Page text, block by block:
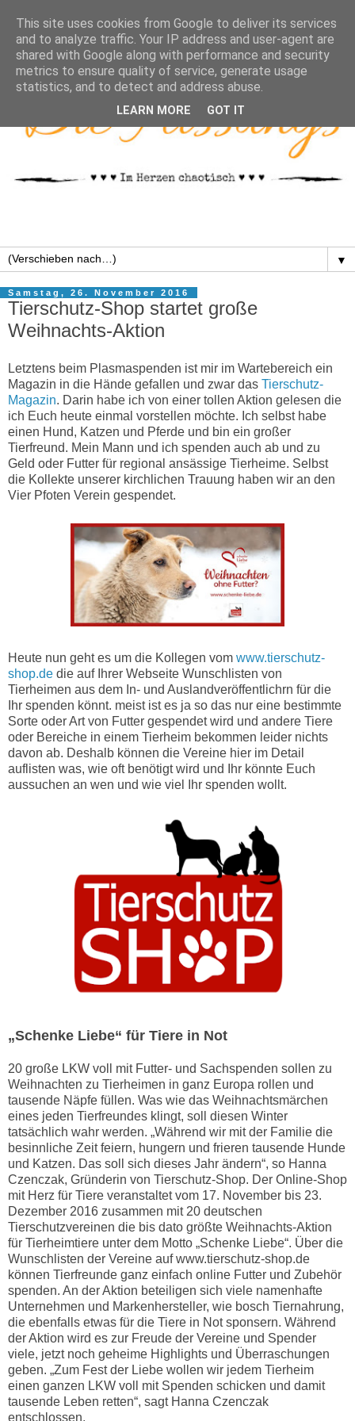
▼
Samstag, 26. November 2016
Tierschutz-Shop startet große
Weihnachts-Aktion
Letztens beim Plasmaspenden ist mir im Wartebereich ein
Magazin in die Hände gefallen und zwar das Tierschutz-
Magazin. Darin habe ich von einer tollen Aktion gelesen die
ich Euch heute einmal vorstellen möchte. Ich selbst habe
einen Hund, Katzen und Pferde und bin ein großer
Tierfreund. Mein Mann und ich spenden auch ab und zu
Geld oder Futter für regional ansässige Tierheime. Selbst
die Kollekte unserer kirchlichen Trauung haben wir an den
Vier Pfoten Verein gespendet.
Heute nun geht es um die Kollegen vom www.tierschutz-
shop.de die auf Ihrer Webseite Wunschlisten von
Tierheimen aus dem In- und Auslandveröffentlichrn für die
Ihr spenden könnt. meist ist es ja so das nur eine bestimmte
Sorte oder Art von Futter gespendet wird und andere Tiere
oder Bereiche in einem Tierheim bekommen leider nichts
davon ab. Deshalb können die Vereine hier im Detail
auflisten was, wie oft benötigt wird und Ihr könnte Euch
aussuchen an wen und wie viel Ihr spenden wollt.
„Schenke Liebe“ für Tiere in Not
20 große LKW voll mit Futter- und Sachspenden sollen zu
Weihnachten zu Tierheimen in ganz Europa rollen und
tausende Näpfe füllen. Was wie das Weihnachtsmärchen
eines jeden Tierfreundes klingt, soll diesen Winter
tatsächlich wahr werden. „Während wir mit der Familie die
besinnliche Zeit feiern, hungern und frieren tausende Hunde
und Katzen. Das soll sich dieses Jahr ändern“, so Hanna
Czenczak, Gründerin von Tierschutz-Shop. Der Online-Shop
mit Herz für Tiere veranstaltet vom 17. November bis 23.
Dezember 2016 zusammen mit 20 deutschen
Tierschutzvereinen die bis dato größte Weihnachts-Aktion
für Tierheimtiere unter dem Motto „Schenke Liebe“. Über die
Wunschlisten der Vereine auf www.tierschutz-shop.de
können Tierfreunde ganz einfach online Futter und Zubehör
spenden. An der Aktion beteiligen sich viele namenhafte
Unternehmen und Markenhersteller, wie bosch Tiernahrung,
die ebenfalls etwas für die Tiere in Not sponsern. Während
der Aktion wird es zur Freude der Vereine und Spender
viele, jetzt noch geheime Highlights und Überraschungen
geben. „Zum Fest der Liebe wollen wir jedem Tierheim
einen ganzen LKW voll mit Spenden schicken und damit
tausende Leben retten“, sagt Hanna Czenczak
entschlossen.
This site uses cookies from Google to deliver its services
and to analyze traffic. Your IP address and user-agent are
shared with Google along with performance and security
metrics to ensure quality of service, generate usage
statistics, and to detect and address abuse.
LEARN MORE GOT IT